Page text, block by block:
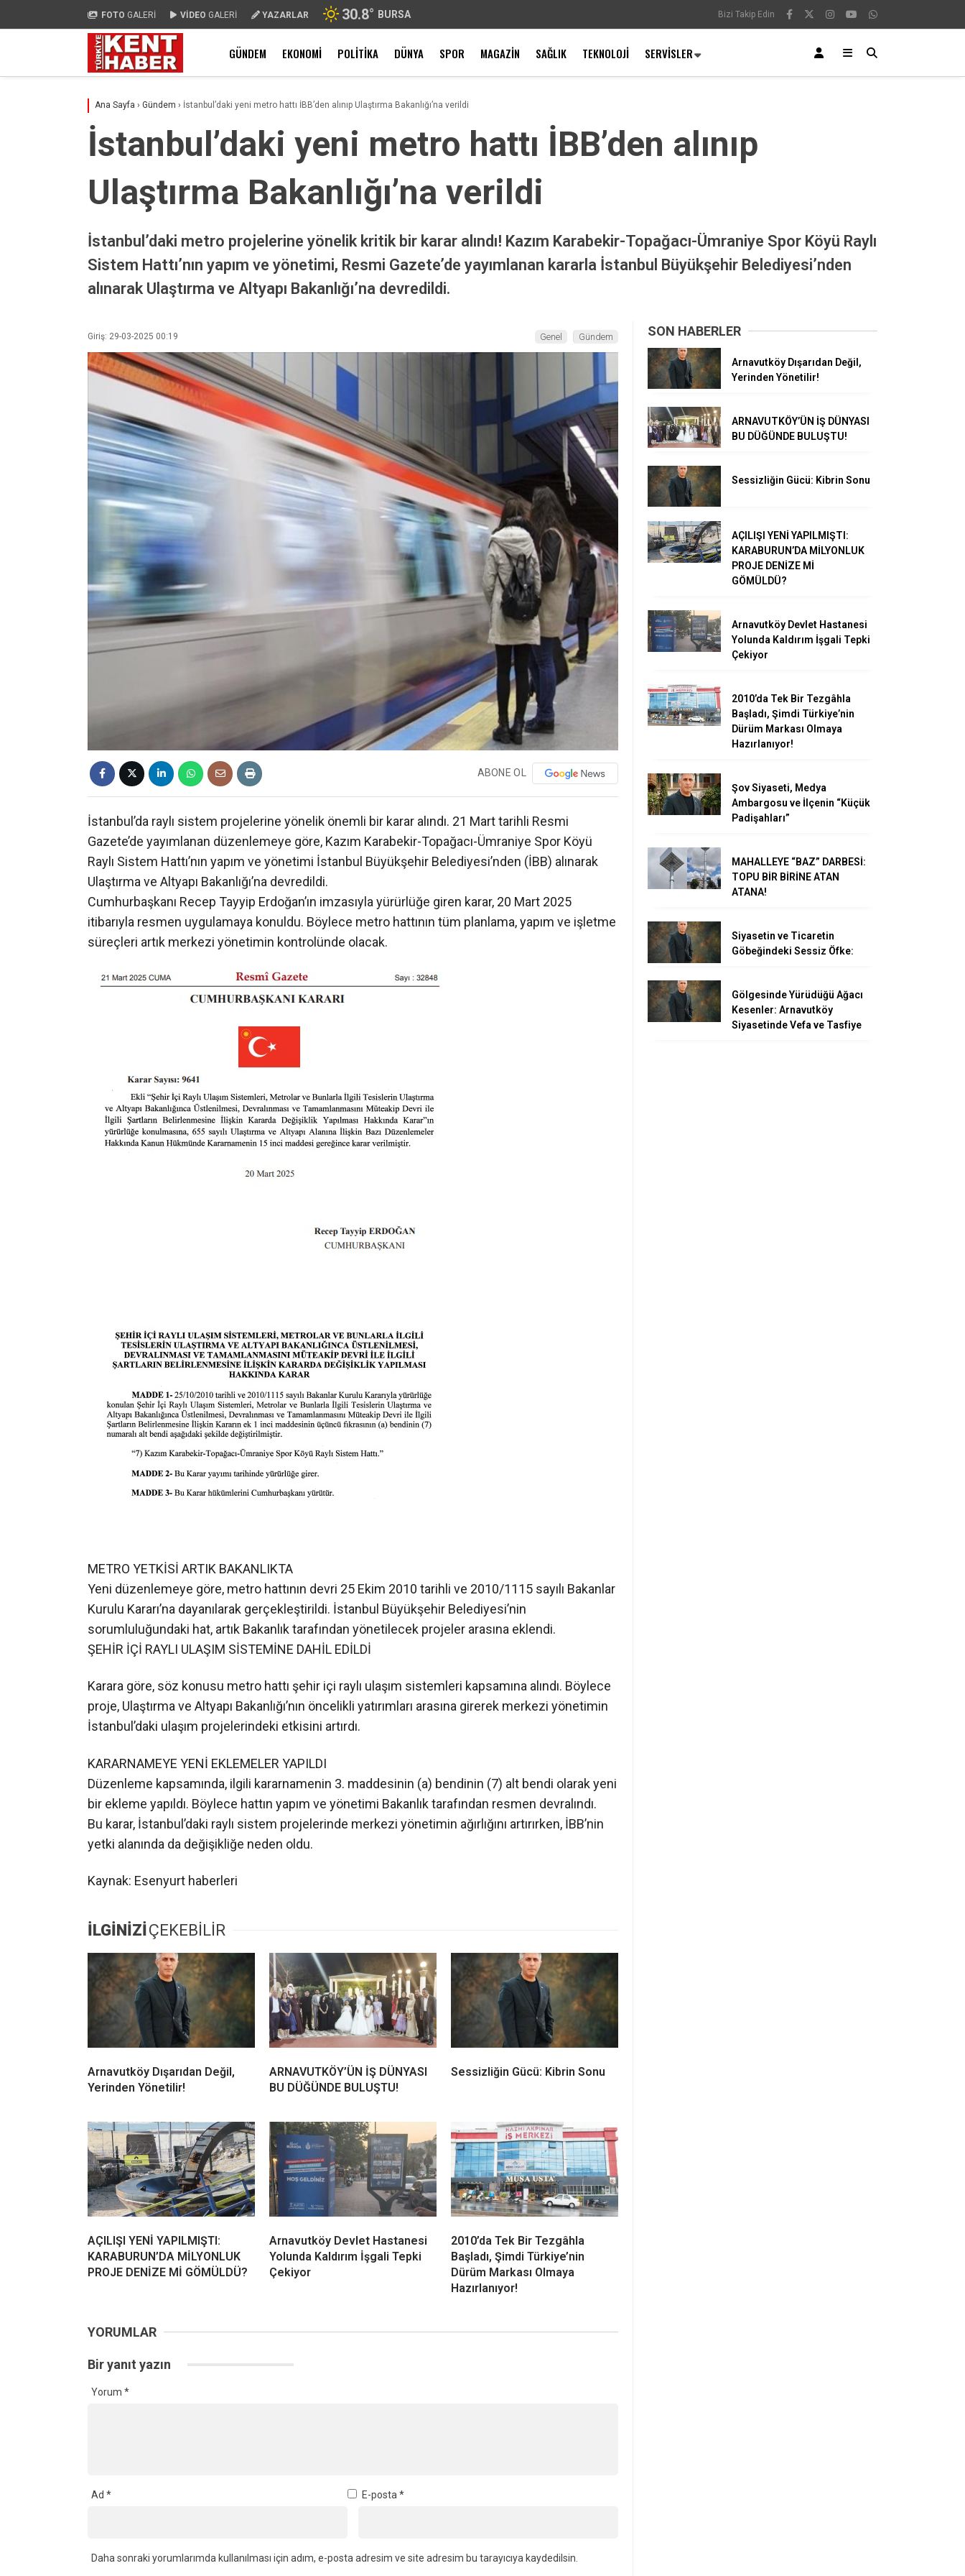
FOTO GALERİ VİDEO GALERİ YAZARLAR 30.8° BURSA Bizi Takip Edin
GÜNDEM EKONOMI POLITIKA DÜNYA SPOR MAGAZIN SAĞLIK TEKNOLOJI SERVISLER
Ana Sayfa › Gündem › İstanbul’daki yeni metro hattı İBB’den alınıp Ulaştırma Bakanlığı’na verildi
İstanbul’daki yeni metro hattı İBB’den alınıp
Ulaştırma Bakanlığı’na verildi
İstanbul’daki metro projelerine yönelik kritik bir karar alındı! Kazım Karabekir-Topağacı-Ümraniye Spor Köyü Raylı
Sistem Hattı’nın yapım ve yönetimi, Resmi Gazete’de yayımlanan kararla İstanbul Büyükşehir Belediyesi’nden
alınarak Ulaştırma ve Altyapı Bakanlığı’na devredildi.
Giriş: 29-03-2025 00:19 Genel Gündem
ABONE OL
İstanbul’da raylı sistem projelerine yönelik önemli bir karar alındı. 21 Mart tarihli Resmi
Gazete’de yayımlanan düzenlemeye göre, Kazım Karabekir-Topağacı-Ümraniye Spor Köyü
Raylı Sistem Hattı’nın yapım ve yönetimi İstanbul Büyükşehir Belediyesi’nden (İBB) alınarak
Ulaştırma ve Altyapı Bakanlığı’na devredildi.
Cumhurbaşkanı Recep Tayyip Erdoğan’ın imzasıyla yürürlüğe giren karar, 20 Mart 2025
itibarıyla resmen uygulamaya konuldu. Böylece metro hattının tüm planlama, yapım ve işletme
süreçleri artık merkezi yönetimin kontrolünde olacak.
METRO YETKİSİ ARTIK BAKANLIKTA
Yeni düzenlemeye göre, metro hattının devri 25 Ekim 2010 tarihli ve 2010/1115 sayılı Bakanlar
Kurulu Kararı’na dayanılarak gerçekleştirildi. İstanbul Büyükşehir Belediyesi’nin
sorumluluğundaki hat, artık Bakanlık tarafından yönetilecek projeler arasına eklendi.
ŞEHİR İÇİ RAYLI ULAŞIM SİSTEMİNE DAHİL EDİLDİ
Karara göre, söz konusu metro hattı şehir içi raylı ulaşım sistemleri kapsamına alındı. Böylece
proje, Ulaştırma ve Altyapı Bakanlığı’nın öncelikli yatırımları arasına girerek merkezi yönetimin
İstanbul’daki ulaşım projelerindeki etkisini artırdı.
KARARNAMEYE YENİ EKLEMELER YAPILDI
Düzenleme kapsamında, ilgili kararnamenin 3. maddesinin (a) bendinin (7) alt bendi olarak yeni
bir ekleme yapıldı. Böylece hattın yapım ve yönetimi Bakanlık tarafından resmen devralındı.
Bu karar, İstanbul’daki raylı sistem projelerinde merkezi yönetimin ağırlığını artırırken, İBB’nin
yetki alanında da değişikliğe neden oldu.
Kaynak: Esenyurt haberleri
İLGİNİZİ ÇEKEBİLİR
Arnavutköy Dışarıdan Değil,
Yerinden Yönetilir!
ARNAVUTKÖY’ÜN İŞ DÜNYASI
BU DÜĞÜNDE BULUŞTU!
Sessizliğin Gücü: Kibrin Sonu
AÇILIŞI YENİ YAPILMIŞTI:
KARABURUN’DA MİLYONLUK
PROJE DENİZE Mİ GÖMÜLDÜ?
Arnavutköy Devlet Hastanesi
Yolunda Kaldırım İşgali Tepki
Çekiyor
2010’da Tek Bir Tezgâhla
Başladı, Şimdi Türkiye’nin
Dürüm Markası Olmaya
Hazırlanıyor!
YORUMLAR
Bir yanıt yazın
Yorum *
Ad * E-posta*
Daha sonraki yorumlarımda kullanılması için adım, e-posta adresim ve site adresim bu tarayıcıya kaydedilsin.
SON HABERLER
Arnavutköy Dışarıdan Değil,
Yerinden Yönetilir!
ARNAVUTKÖY’ÜN İŞ DÜNYASI
BU DÜĞÜNDE BULUŞTU!
Sessizliğin Gücü: Kibrin Sonu
AÇILIŞI YENİ YAPILMIŞTI:
KARABURUN’DA MİLYONLUK
PROJE DENİZE Mİ
GÖMÜLDÜ?
Arnavutköy Devlet Hastanesi
Yolunda Kaldırım İşgali Tepki
Çekiyor
2010’da Tek Bir Tezgâhla
Başladı, Şimdi Türkiye’nin
Dürüm Markası Olmaya
Hazırlanıyor!
Şov Siyaseti, Medya
Ambargosu ve İlçenin “Küçük
Padişahları”
MAHALLEYE “BAZ” DARBESİ:
TOPU BİR BİRİNE ATAN
ATANA!
Siyasetin ve Ticaretin
Göbeğindeki Sessiz Öfke:
Gölgesinde Yürüdüğü Ağacı
Kesenler: Arnavutköy
Siyasetinde Vefa ve Tasfiye